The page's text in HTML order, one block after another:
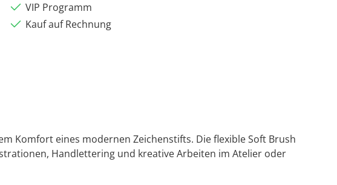
VIP Programm
Kauf auf Rechnung
Komfort eines modernen Zeichenstifts. Die flexible Soft Brush
Handlettering und kreative Arbeiten im Atelier oder